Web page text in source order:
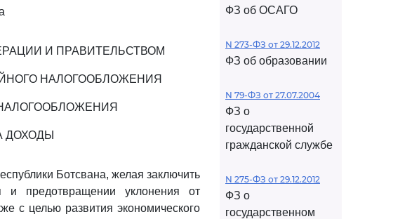
И ПРАВИТЕЛЬСТВОМ
НАЛОГООБЛОЖЕНИЯ
ДОХОДЫ
Ботсвана, желая заключить
и предотвращении уклонения от
с целью развития экономического
ФЗ об ОСАГО
N 273-ФЗ от 29.12.2012
ФЗ об образовании
N 79-ФЗ от 27.07.2004
ФЗ о
государственной
гражданской службе
N 275-ФЗ от 29.12.2012
ФЗ о
государственном